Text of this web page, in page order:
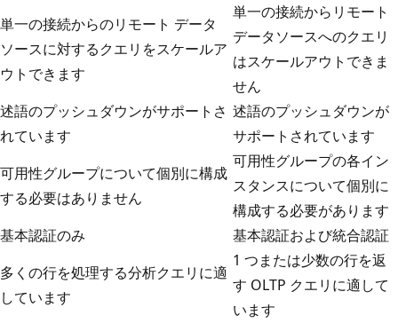
単一の接続からのリモート データ
ソースに対するクエリをスケールア
ウトできます
単一の接続からリモート
データソースへのクエリ
はスケールアウトできま
せん
述語のプッシュダウンがサポートさ
れています
述語のプッシュダウンが
サポートされています
可用性グループについて個別に構成
する必要はありません
可用性グループの各イン
スタンスについて個別に
構成する必要があります
基本認証のみ
基本認証および統合認証
多くの行を処理する分析クエリに適
しています
1 つまたは少数の行を返
す OLTP クエリに適して
います